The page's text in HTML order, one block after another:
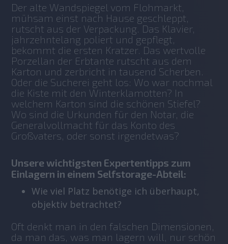
Der alte Wandspiegel vom Flohmarkt,
mühsam einst nach Hause geschleppt,
rutscht aus der Verpackung. Das Klavier,
jahrzehntelang poliert und gepflegt,
bekommt die ersten Kratzer. Das wertvolle
Porzellan der Erbtante rutscht aus dem
Karton und zerbricht in tausend Scherben.
Oder die Sucherei geht los: Wo war nochmal
die Kiste mit den Winterklamotten? In
welchem Karton sind die schönen Stiefel?
Wo sind die Urkunden für den Notar, die
Generalvollmacht für das Konto des
Großvaters, oder sonst irgendetwas?
Unsere wichtigsten Expertentipps zum
Einlagern in einem Selfstorage-Abteil:
Wie viel Platz benötige ich überhaupt,
objektiv betrachtet?
Oft denkt man in den falschen Dimensionen,
da man das, was man lagern will, nur schön